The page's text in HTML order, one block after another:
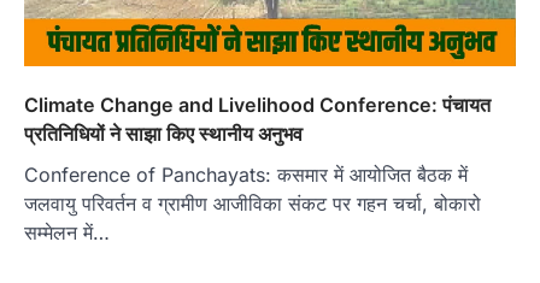
Climate Change and Livelihood Conference: पंचायत
प्रतिनिधियों ने साझा किए स्थानीय अनुभव
Conference of Panchayats: कसमार में आयोजित बैठक में
जलवायु परिवर्तन व ग्रामीण आजीविका संकट पर गहन चर्चा, बोकारो
सम्मेलन में…